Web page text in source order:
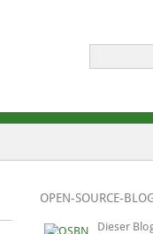
OPEN-SOURCE-
Dieser